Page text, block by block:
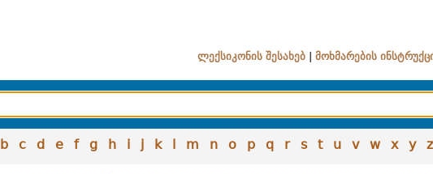
ლექსიკონის შესახებ მოხმარების
b c d e f g h i j k l m n o p q r s t u v w x y z